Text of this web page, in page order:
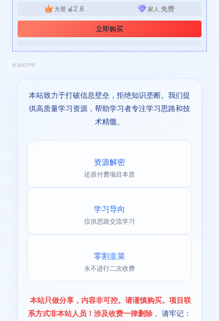
大哥 🍎 2.6 家人 免费
立即购买
© 版权声明
本站致力于打破信息壁垒，拒绝知识垄断。我们提
供高质量学习资源，帮助学习者专注学习思路和技
术精髓。
资源解密
还原付费项目本质
学习导向
仅供思路交流学习
零割韭菜
永不进行二次收费
本站只做分享，内容非可控。请谨慎购买。项目联
系方式非本站人员！涉及收费一律删除 。请牢记：